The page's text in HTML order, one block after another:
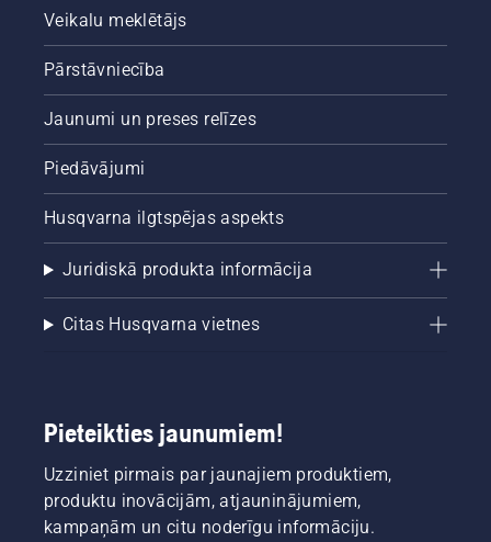
būtiskākos
padomus
sezonas
garumā
par to,
kā
uzturēt
un leknu
mauriņu.
Veikalu meklētājs
Pārstāvniecība
Jaunumi un preses relīzes
Piedāvājumi
Husqvarna ilgtspējas aspekts
Juridiskā produkta informācija
Citas Husqvarna vietnes
Pieteikties jaunumiem!
Uzziniet pirmais par jaunajiem produktiem,
produktu inovācijām, atjauninājumiem,
kampaņām un citu noderīgu informāciju.